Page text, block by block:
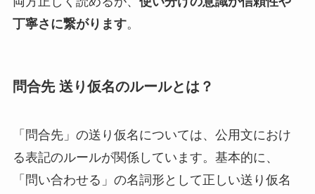
丁寧さに繋がります。
問合先 送り仮名のルールとは？
「問合先」の送り仮名については、公用文におけ
る表記のルールが関係しています。基本的に、
「問い合わせる」の名詞形として正しい送り仮名